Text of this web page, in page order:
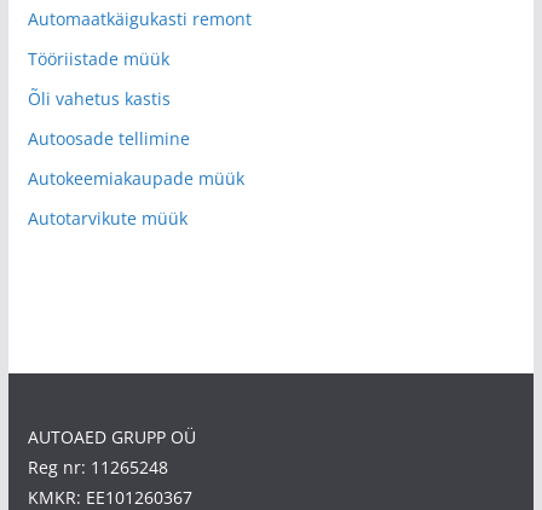
Automaatkäigukasti remont
Tööriistade müük
Õli vahetus kastis
Autoosade tellimine
Autokeemiakaupade müük
Autotarvikute müük
AUTOAED GRUPP OÜ
Reg nr: 11265248
KMKR: EE101260367